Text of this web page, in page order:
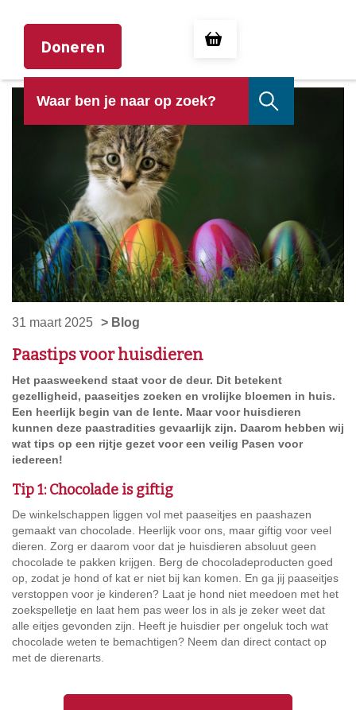
Doneren
31 maart 2025 > Blog
Paastips voor huisdieren
Het paasweekend staat voor de deur. Dit betekent
gezelligheid, paaseitjes zoeken en vrolijke bloemen in huis.
Een heerlijk begin van de lente. Maar voor huisdieren
kunnen deze paastradities gevaarlijk zijn. Daarom hebben wij
wat tips op een rijtje gezet voor een veilig Pasen voor
iedereen!
Tip 1: Chocolade is giftig
De winkelschappen liggen vol met paaseitjes en paashazen
gemaakt van chocolade. Heerlijk voor ons, maar giftig voor veel
dieren. Zorg er daarom voor dat je huisdieren absoluut geen
chocolade te pakken krijgen. Berg de chocoladeproducten goed
op, zodat je hond of kat er niet bij kan komen. En ga jij paaseitjes
verstoppen voor je kinderen? Laat je hond niet meedoen met het
zoekspelletje en laat hem pas weer los in als je zeker weet dat
alle eitjes gevonden zijn. Heeft je huisdier per ongeluk toch wat
chocolade weten te bemachtigen? Neem dan direct contact op
met de dierenarts.